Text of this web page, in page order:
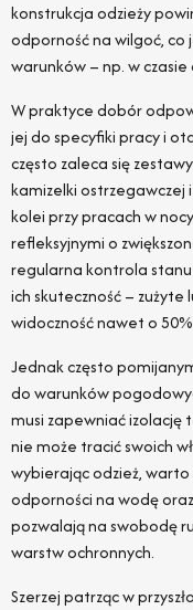
konstrukcja odzieży
odporność na wilgoć, co
warunków – np. w czasie
W praktyce dobór
jej do specyfiki pracy i
często zaleca się
kamizelki ostrzegawczej
kolei przy pracach w
refleksyjnymi o
regularna kontrola
ich skuteczność –
widoczność nawet o
Jednak często
do warunków
musi zapewniać izolację
nie może tracić swoich
wybierając odzież,
odporności na wodę
pozwalają na swobodę
warstw ochronnych.
Szerzej patrząc w